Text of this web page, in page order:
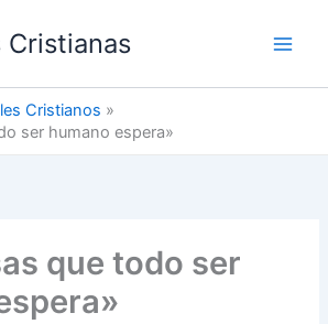
Cristianas
Cristianos
ser humano espera»
que todo ser